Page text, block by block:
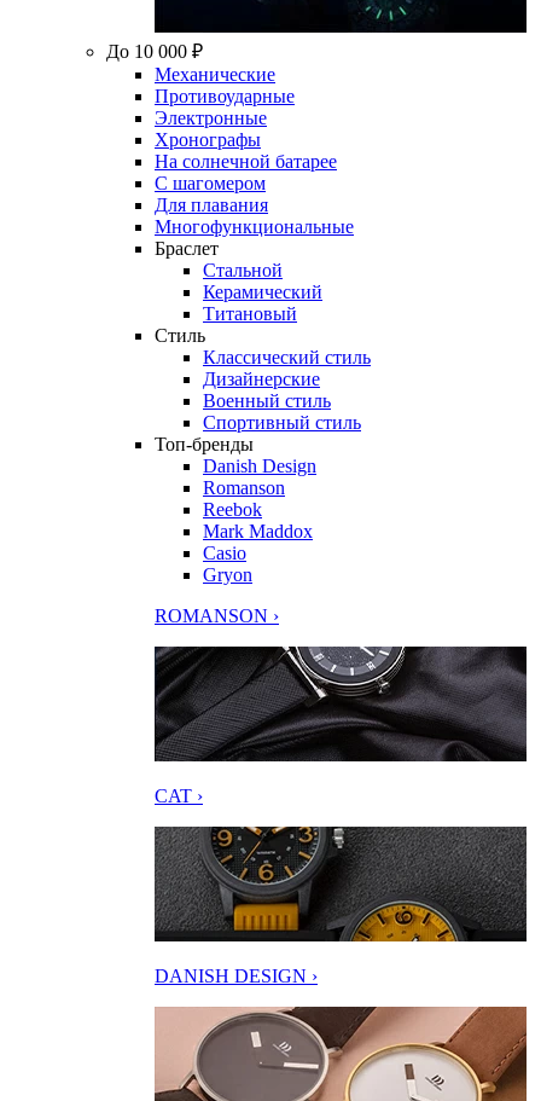
До 10 000 ₽
Механические
Противоударные
Электронные
Хронографы
На солнечной батарее
С шагомером
Для плавания
Многофункциональные
Браслет
Стальной
Керамический
Титановый
Стиль
Классический стиль
Дизайнерские
Военный стиль
Спортивный стиль
Топ-бренды
Danish Design
Romanson
Reebok
Mark Maddox
Casio
Gryon
ROMANSON ›
CAT ›
DANISH DESIGN ›